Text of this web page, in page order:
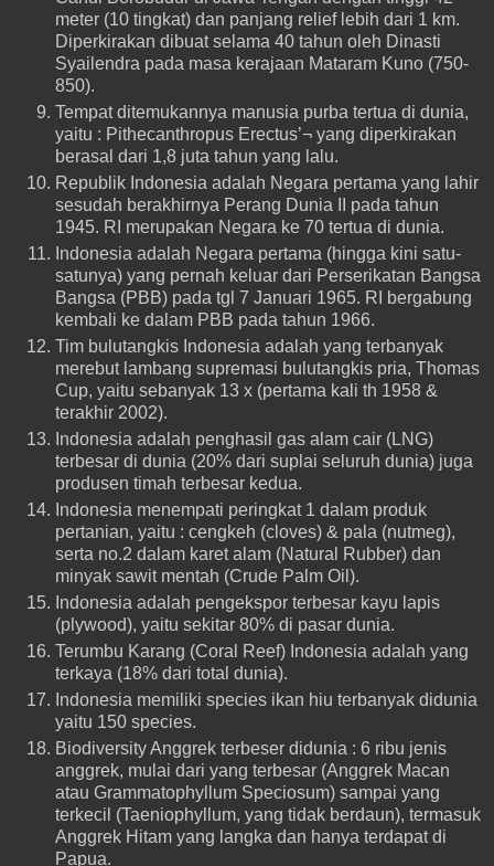
meter (10 tingkat) dan panjang relief lebih dari 1 km.
Diperkirakan dibuat selama 40 tahun oleh Dinasti
Syailendra pada masa kerajaan Mataram Kuno (750-
850).
Tempat ditemukannya manusia purba tertua di dunia,
yaitu : Pithecanthropus Erectus’¬ yang diperkirakan
berasal dari 1,8 juta tahun yang lalu.
Republik Indonesia adalah Negara pertama yang lahir
sesudah berakhirnya Perang Dunia II pada tahun
1945. RI merupakan Negara ke 70 tertua di dunia.
Indonesia adalah Negara pertama (hingga kini satu-
satunya) yang pernah keluar dari Perserikatan Bangsa
Bangsa (PBB) pada tgl 7 Januari 1965. RI bergabung
kembali ke dalam PBB pada tahun 1966.
Tim bulutangkis Indonesia adalah yang terbanyak
merebut lambang supremasi bulutangkis pria, Thomas
Cup, yaitu sebanyak 13 x (pertama kali th 1958 &
terakhir 2002).
Indonesia adalah penghasil gas alam cair (LNG)
terbesar di dunia (20% dari suplai seluruh dunia) juga
produsen timah terbesar kedua.
Indonesia menempati peringkat 1 dalam produk
pertanian, yaitu : cengkeh (cloves) & pala (nutmeg),
serta no.2 dalam karet alam (Natural Rubber) dan
minyak sawit mentah (Crude Palm Oil).
Indonesia adalah pengekspor terbesar kayu lapis
(plywood), yaitu sekitar 80% di pasar dunia.
Terumbu Karang (Coral Reef) Indonesia adalah yang
terkaya (18% dari total dunia).
Indonesia memiliki species ikan hiu terbanyak didunia
yaitu 150 species.
Biodiversity Anggrek terbeser didunia : 6 ribu jenis
anggrek, mulai dari yang terbesar (Anggrek Macan
atau Grammatophyllum Speciosum) sampai yang
terkecil (Taeniophyllum, yang tidak berdaun), termasuk
Anggrek Hitam yang langka dan hanya terdapat di
Papua.